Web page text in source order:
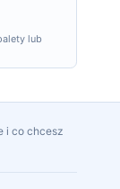
lub
i co chcesz